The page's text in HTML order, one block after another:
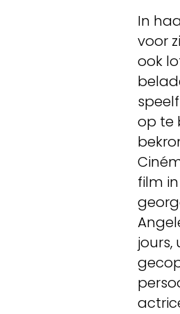
In
voor
ook
op te
film
jours,